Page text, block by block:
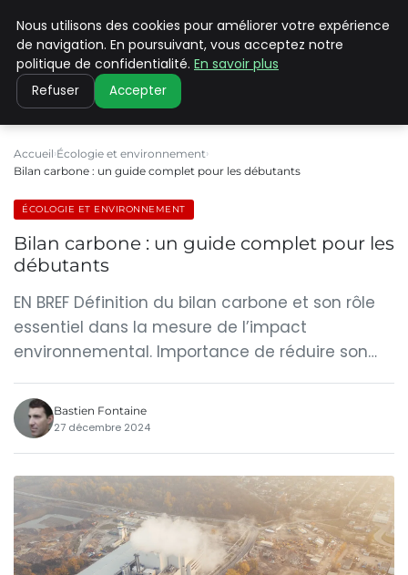
CLIMATE C ADVANCED
Accueil Écologie et environnement
Bilan carbone : un guide complet pour les débutants
ÉCOLOGIE ET ENVIRONNEMENT
Bilan carbone : un guide complet pour les
débutants
EN BREF Définition du bilan carbone et son rôle
essentiel dans la mesure de l’impact
environnemental. Importance de réduire son…
Bastien Fontaine
27 décembre 2024
Nous utilisons des cookies pour améliorer votre expérience
de navigation. En poursuivant, vous acceptez notre
politique de confidentialité. En savoir plus
Refuser Accepter